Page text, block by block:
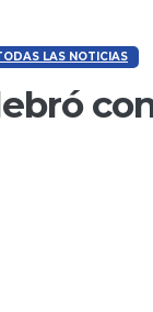
LAS NOTICIAS